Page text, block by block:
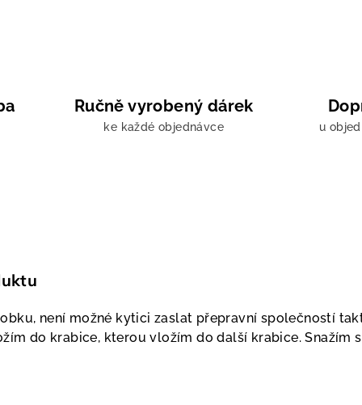
Ručně vyrobený dárek
ke každé objednávce u
není možné kytici zaslat přepravní společností
do krabice, kterou vložím do další krabice. Snažím